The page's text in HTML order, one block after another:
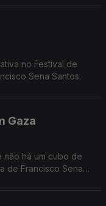
no Festival de
Sena Santos.
Gaza
não há um cubo de
de Francisco Sena